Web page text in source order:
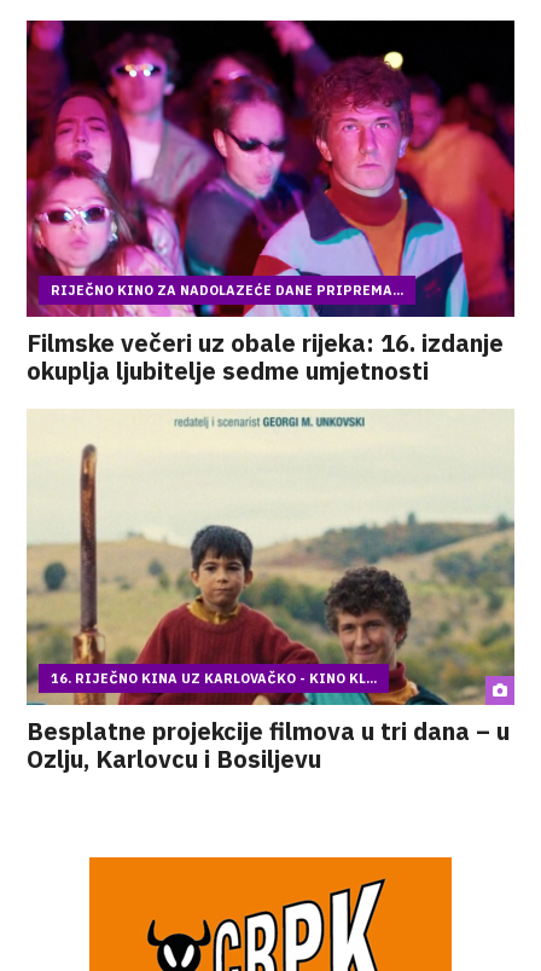
RIJEČNO KINO ZA NADOLAZEĆE DANE PRIPREMA...
Filmske večeri uz obale rijeka: 16. izdanje
okuplja ljubitelje sedme umjetnosti
16. RIJEČNO KINA UZ KARLOVAČKO - KINO KL...
Besplatne projekcije filmova u tri dana – u
Ozlju, Karlovcu i Bosiljevu